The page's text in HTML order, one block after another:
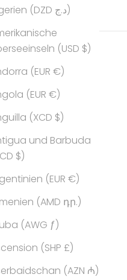
Algerien (DZD د.ج)
(USD $)
(EUR €)
(EUR €)
(XCD $)
und Barbuda
$)
(EUR €)
(AMD դր.)
(AWG ƒ)
(SHP £)
(AZN ₼)
die
und Funkeln.